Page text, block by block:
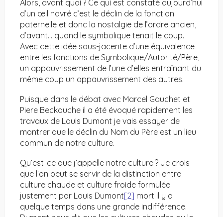
Alors, avant quoi ? Ce qui est constaté aujourd’hui
d’un œil navré c’est le déclin de la fonction
paternelle et donc la nostalgie de l’ordre ancien,
d’avant… quand le symbolique tenait le coup.
Avec cette idée sous-jacente d’une équivalence
entre les fonctions de Symbolique/Autorité/Père,
un appauvrissement de l’une d’elles entraînant du
même coup un appauvrissement des autres.
Puisque dans le débat avec Marcel Gauchet et
Piere Beckouche il a été évoqué rapidement les
travaux de Louis Dumont je vais essayer de
montrer que le déclin du Nom du Père est un lieu
commun de notre culture.
Qu’est-ce que j’appelle notre culture ? Je crois
que l’on peut se servir de la distinction entre
culture chaude et culture froide formulée
justement par Louis Dumont[2] mort il y a
quelque temps dans une grande indifférence.